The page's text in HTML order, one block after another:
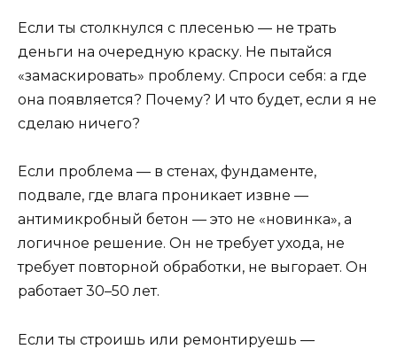
Если ты столкнулся с плесенью — не трать
деньги на очередную краску. Не пытайся
«замаскировать» проблему. Спроси себя: а где
она появляется? Почему? И что будет, если я не
сделаю ничего?
Если проблема — в стенах, фундаменте,
подвале, где влага проникает извне —
антимикробный бетон — это не «новинка», а
логичное решение. Он не требует ухода, не
требует повторной обработки, не выгорает. Он
работает 30–50 лет.
Если ты строишь или ремонтируешь —